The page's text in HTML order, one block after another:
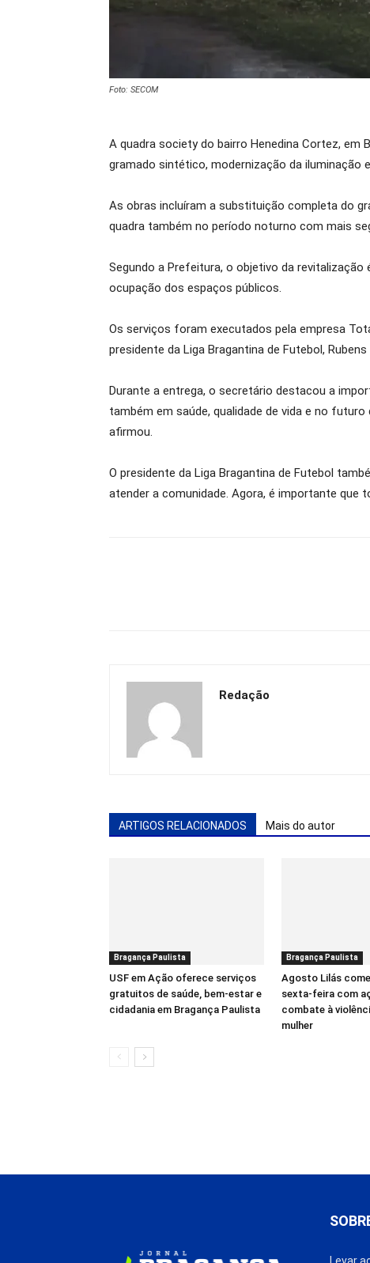
Foto: SECOM
A quadra society do bairro Henedina Cortez, em
gramado sintético, modernização da iluminação
As obras incluíram a substituição completa do
quadra também no período noturno com mais
Segundo a Prefeitura, o objetivo da
ocupação dos espaços públicos.
Os serviços foram executados pela empresa
presidente da Liga Bragantina de Futebol,
Durante a entrega, o secretário destacou a
também em saúde, qualidade de vida e no
afirmou.
O presidente da Liga Bragantina de Futebol
atender a comunidade. Agora, é importante que
Redação
ARTIGOS RELACIONADOS Mais do autor
Bragança Paulista
USF em Ação oferece serviços
gratuitos de saúde, bem-estar e
cidadania em Bragança Paulista
Bragança Paulista
Agosto Lilás
sexta-feira com
combate à
mulher